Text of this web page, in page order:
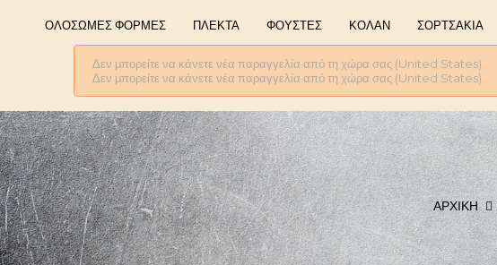
ΟΛΟΣΩΜΕΣ ΦΟΡΜΕΣ ΠΛΕΚΤΑ ΦΟΥΣΤΕΣ ΚΟΛΑΝ ΣΟΡΤΣΑΚΙΑ
Δεν μπορείτε να κάνετε νέα παραγγελία από τη χώρα σας (United States).
Δεν μπορείτε να κάνετε νέα παραγγελία από τη χώρα σας (United States).
ΑΡΧΙΚΉ